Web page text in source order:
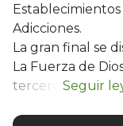
Adicciones.
La gran final se
La Fuerza de
tercero.